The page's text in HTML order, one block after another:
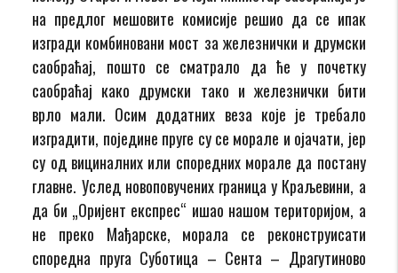
на предлог мешовите комисије решио да се ипак
изгради комбиновани мост за железнички и друмски
саобраћај, пошто се сматрало да ће у почетку
саобраћај како друмски тако и железнички бити
врло мали. Осим додатних веза које је требало
изградити, поједине пруге су се морале и ојачати, јер
су од вициналних или споредних морале да постану
главне. Услед новоповучених граница у Краљевини, а
да би „Оријент експрес“ ишао нашом територијом, а
не преко Мађарске, морала се реконструисати
споредна пруга Суботица – Сента – Драгутиново